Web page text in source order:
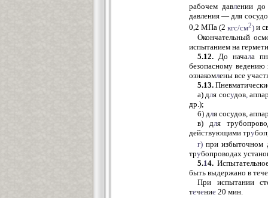
рабочем давлении
давления — для
0,2 МПа (2 кгс/см2) и
Окончательный
испытанием на
5.12. До начала
безопасному ведению
ознакомлены все
5.13.
а) для сосудов,
др.);
б) для сосудов,
в) для
действующими тру
г) при избыточном
трубопроводах
5.14.
быть выдержано в
При испытании
течение 20 мин.